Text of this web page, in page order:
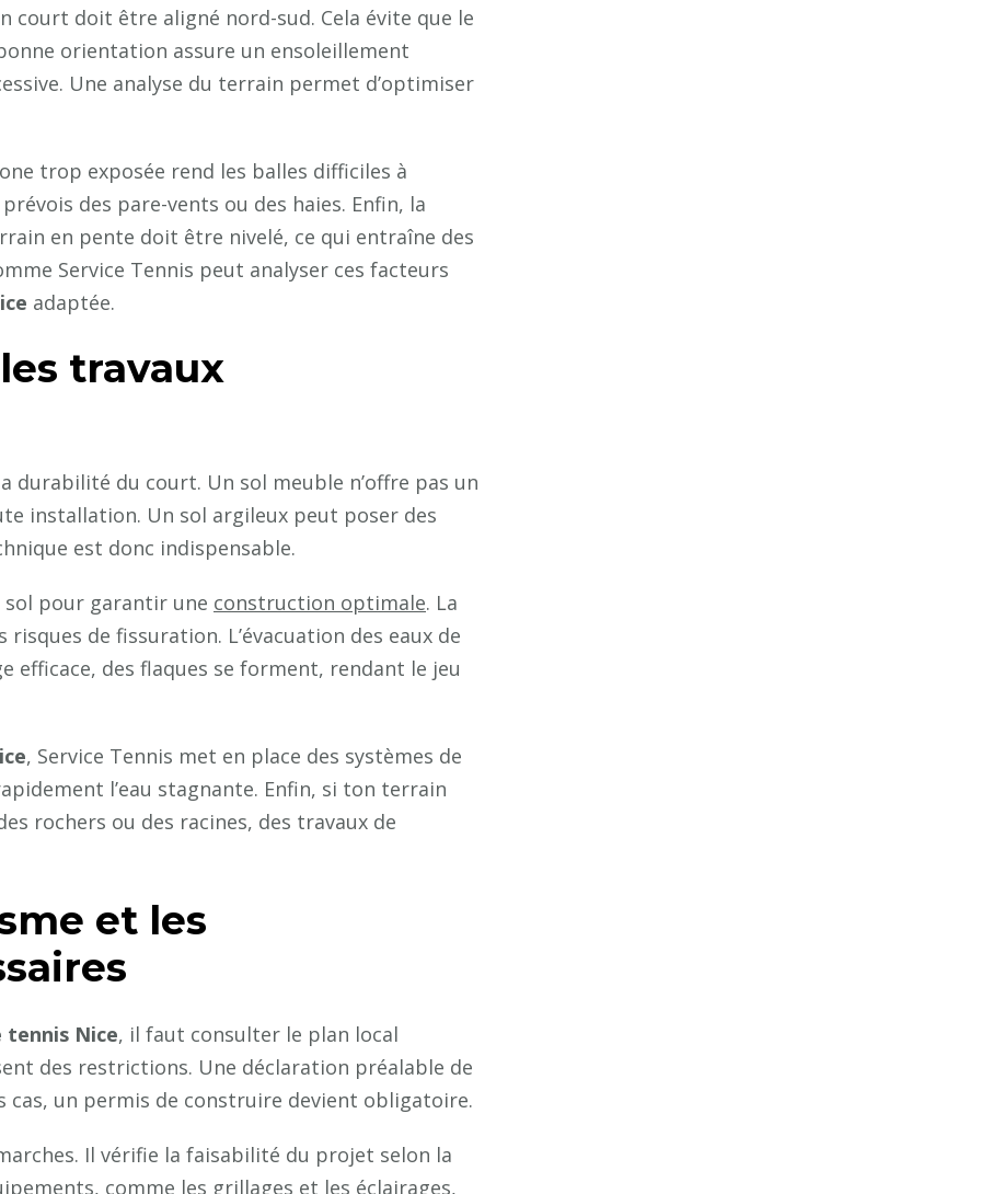
court doit être aligné nord-sud. Cela évite que le
orientation assure un ensoleillement
Une analyse du terrain permet d’optimiser
trop exposée rend les balles difficiles à
des pare-vents ou des haies. Enfin, la
en pente doit être nivelé, ce qui entraîne des
Service Tennis peut analyser ces facteurs
adaptée.
travaux
durabilité du court. Un sol meuble n’offre pas un
installation. Un sol argileux peut poser des
est donc indispensable.
sol pour garantir une construction optimale. La
de fissuration. L’évacuation des eaux de
efficace, des flaques se forment, rendant le jeu
, Service Tennis met en place des systèmes de
l’eau stagnante. Enfin, si ton terrain
rochers ou des racines, des travaux de
et les
Nice, il faut consulter le plan local
des restrictions. Une déclaration préalable de
cas, un permis de construire devient obligatoire.
Il vérifie la faisabilité du projet selon la
comme les grillages et les éclairages,